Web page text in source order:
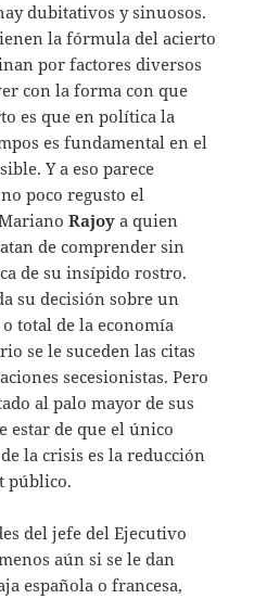
dubitativos y sinuosos.
la fórmula del acierto
por factores diversos
con la forma con que
es que en política la
es fundamental en el
Y a eso parece
poco regusto el
Rajoy a quien
de comprender sin
de su insípido rostro.
su decisión sobre un
total de la economía
se le suceden las citas
secesionistas. Pero
al palo mayor de sus
estar de que el único
la crisis es la reducción
público.
del jefe del Ejecutivo
aún si se le dan
española o francesa,